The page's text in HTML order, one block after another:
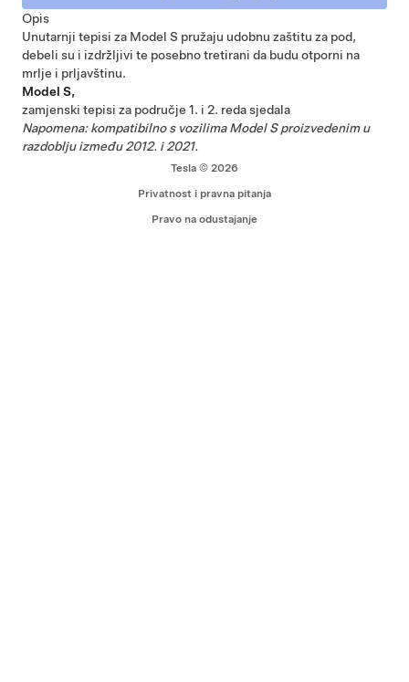
Opis
Unutarnji tepisi za Model S pružaju udobnu zaštitu za pod,
debeli su i izdržljivi te posebno tretirani da budu otporni na
mrlje i prljavštinu.
Model S,
zamjenski tepisi za područje 1. i 2. reda sjedala
Napomena: kompatibilno s vozilima Model S proizvedenim u
razdoblju između 2012. i 2021.
Tesla © 2026
Privatnost i pravna pitanja
Pravo na odustajanje